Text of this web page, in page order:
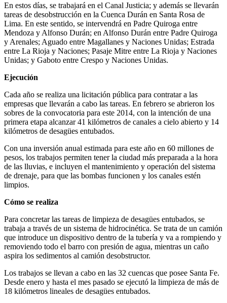
En estos días, se trabajará en el Canal Justicia; y además se llevarán
tareas de desobstrucción en la Cuenca Durán en Santa Rosa de
Lima. En este sentido, se intervendrá en Padre Quiroga entre
Mendoza y Alfonso Durán; en Alfonso Durán entre Padre Quiroga
y Arenales; Aguado entre Magallanes y Naciones Unidas; Estrada
entre La Rioja y Naciones; Pasaje Mitre entre La Rioja y Naciones
Unidas; y Gaboto entre Crespo y Naciones Unidas.
Ejecución
Cada año se realiza una licitación pública para contratar a las
empresas que llevarán a cabo las tareas. En febrero se abrieron los
sobres de la convocatoria para este 2014, con la intención de una
primera etapa alcanzar 41 kilómetros de canales a cielo abierto y 14
kilómetros de desagües entubados.
Con una inversión anual estimada para este año en 60 millones de
pesos, los trabajos permiten tener la ciudad más preparada a la hora
de las lluvias, e incluyen el mantenimiento y operación del sistema
de drenaje, para que las bombas funcionen y los canales estén
limpios.
Cómo se realiza
Para concretar las tareas de limpieza de desagües entubados, se
trabaja a través de un sistema de hidrocinética. Se trata de un camión
que introduce un dispositivo dentro de la tubería y va a rompiendo y
removiendo todo el barro con presión de agua, mientras un caño
aspira los sedimentos al camión desobstructor.
Los trabajos se llevan a cabo en las 32 cuencas que posee Santa Fe.
Desde enero y hasta el mes pasado se ejecutó la limpieza de más de
18 kilómetros lineales de desagües entubados.